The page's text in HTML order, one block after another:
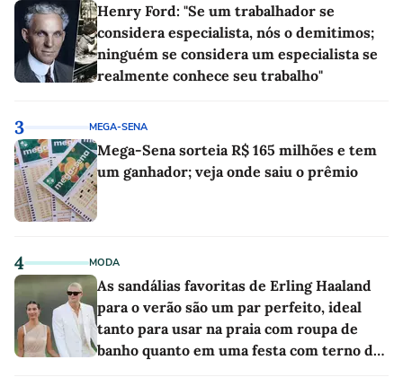
Henry Ford: "Se um trabalhador se
considera especialista, nós o demitimos;
ninguém se considera um especialista se
realmente conhece seu trabalho"
3 MEGA-SENA
Mega-Sena sorteia R$ 165 milhões e tem
um ganhador; veja onde saiu o prêmio
4 MODA
As sandálias favoritas de Erling Haaland
para o verão são um par perfeito, ideal
tanto para usar na praia com roupa de
banho quanto em uma festa com terno de